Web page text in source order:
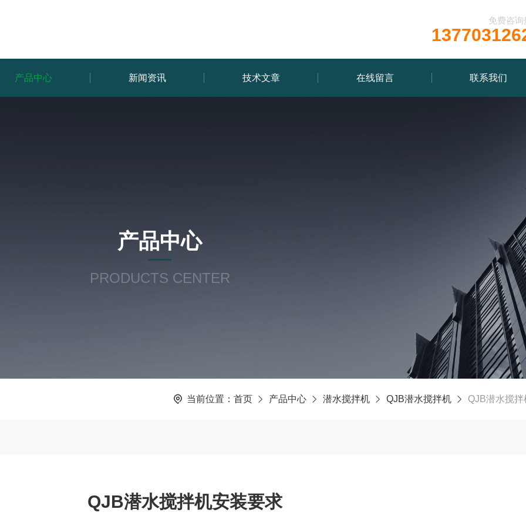
免费咨询
产品中心 新闻资讯 技术文章 在线留言 联系我们
产品中心
PRODUCTS CENTER
当前位置： 首页 产品中心 潜水搅拌机 QJB潜水搅拌机 QJB潜水搅
QJB潜水搅拌机安装要求